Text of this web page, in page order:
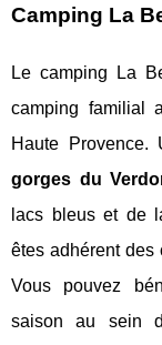
Camping La
Le camping La
camping familial
Haute Provence.
gorges du
lacs bleus et de
êtes adhérent des
Vous pouvez
saison au sein